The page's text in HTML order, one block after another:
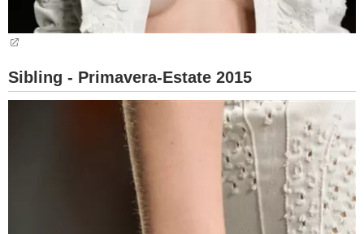
Sibling - Primavera-Estate 2015